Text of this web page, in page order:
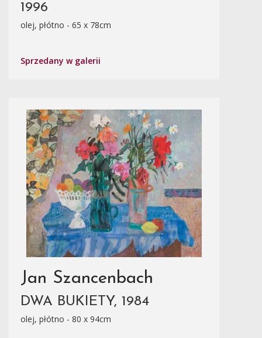
1996
olej, płótno - 65 x 78cm
Sprzedany w galerii
Jan Szancenbach
DWA BUKIETY, 1984
olej, płótno - 80 x 94cm